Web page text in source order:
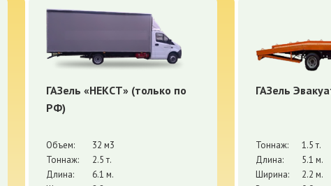
ГАЗель «НЕКСТ» (только по
РФ)
Объем:
32 м3
Тоннаж:
2.5 т.
Длина:
6.1 м.
ГАЗель
Тоннаж:
1.5 т.
Длина:
5.1 м.
Ширина:
2.2 м.